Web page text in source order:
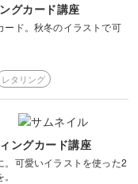
グカード講座
ード。秋冬のイラストで可
レタリング
ングカード講座
可愛いイラストを使った2